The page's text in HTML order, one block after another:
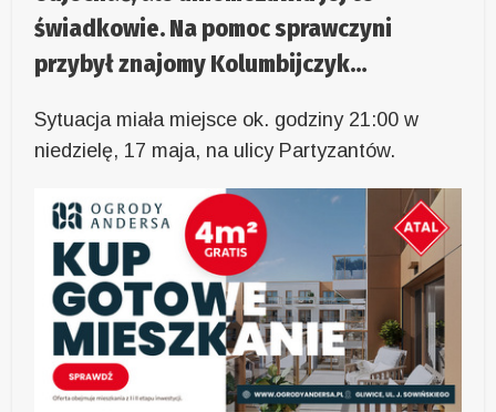
świadkowie. Na pomoc sprawczyni
przybył znajomy Kolumbijczyk…
Sytuacja miała miejsce ok. godziny 21:00 w
niedzielę, 17 maja, na ulicy Partyzantów.